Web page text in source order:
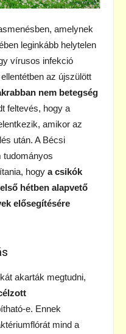
amelynek
leginkább helytelen
vírusos infekció
az újszülött
nem betegség
feltevés, hogy a
amikor az
után. A Bécsi
tudományos
hogy a csikók
hétben alapvető
elősegítésére
akarták megtudni,
e. Ennek
mind a